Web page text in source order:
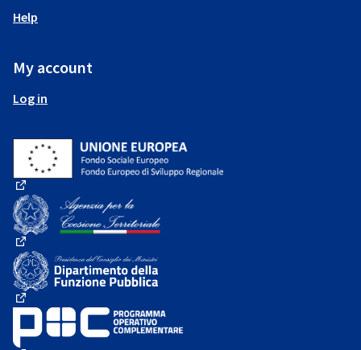
Help
My account
Log in
(External link)
(External link)
(External link)